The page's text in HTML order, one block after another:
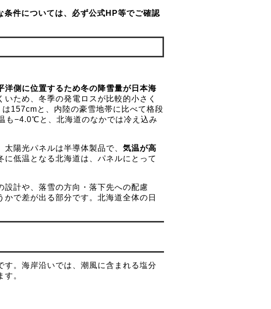
件については、必ず公式HP等でご確認
洋側に位置するため冬の降雪量が日本海
ため、冬季の発電ロスが比較的小さく
157cmと、内陸の豪雪地帯に比べて格段
も−4.0℃と、北海道のなかでは冷え込み
陽光パネルは半導体製品で、 気温が高
低温となる北海道は、パネルにとって
計や、落雪の方向・落下先への配慮
で差が出る部分です。北海道全体の日
す。海岸沿いでは、潮風に含まれる塩分
。